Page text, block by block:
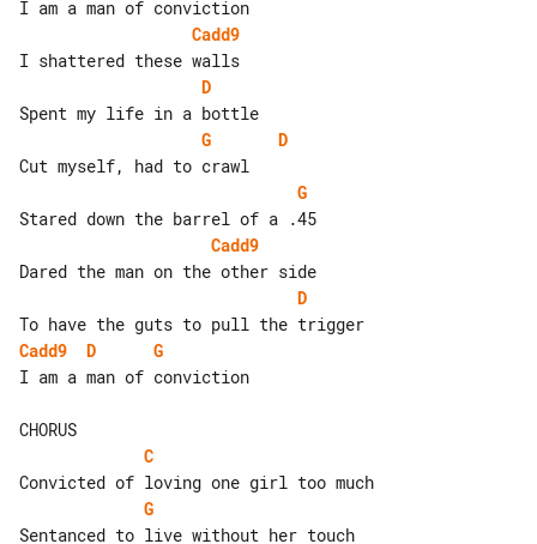
Cadd9
D
G
D
G
Cadd9
D
Cadd9
D
G
I am a man of conviction
C
G